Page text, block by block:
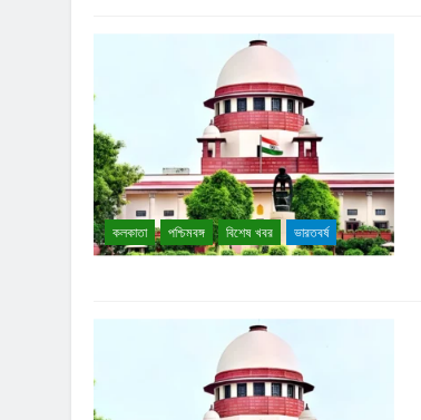
কলকাতা পশ্চিমবঙ্গ বিশেষ খবর ভারতবর্ষ